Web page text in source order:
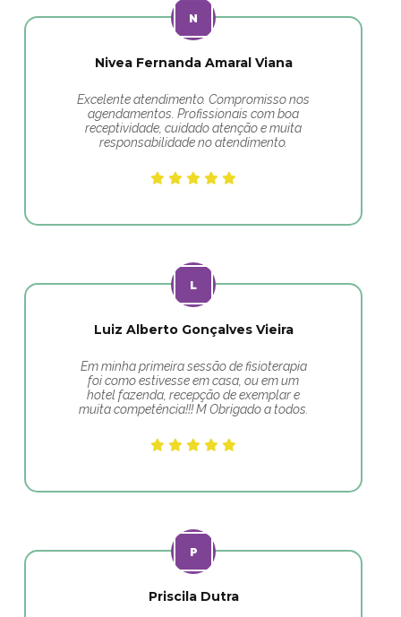
Nivea Fernanda Amaral Viana
Excelente atendimento. Compromisso nos
agendamentos. Profissionais com boa
receptividade, cuidado atenção e muita
responsabilidade no atendimento.
Luiz Alberto Gonçalves Vieira
Em minha primeira sessão de fisioterapia
foi como estivesse em casa, ou em um
hotel fazenda, recepção de exemplar e
muita competência!!! M Obrigado a todos.
Priscila Dutra